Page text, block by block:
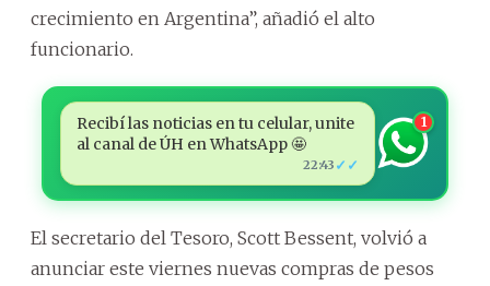
crecimiento en Argentina”, añadió el alto
funcionario.
Recibí las noticias en tu celular, unite
al canal de ÚH en WhatsApp 🤩
22:43 ✓✓
1
El secretario del Tesoro, Scott Bessent, volvió a
anunciar este viernes nuevas compras de pesos